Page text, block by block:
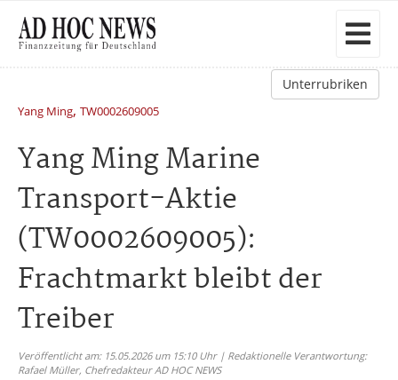
Unterrubriken
Yang Ming, TW0002609005
Yang Ming Marine
Transport-Aktie
(TW0002609005):
Frachtmarkt bleibt der
Treiber
Veröffentlicht am: 15.05.2026 um 15:10 Uhr | Redaktionelle Verantwortung:
Rafael Müller, Chefredakteur AD HOC NEWS